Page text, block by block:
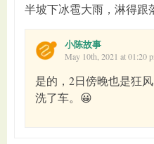
半坡下冰雹大雨，淋得跟
小陈故事
May 10th, 2021 at 01:20
是的，2日傍晚也是狂
洗了车。😀